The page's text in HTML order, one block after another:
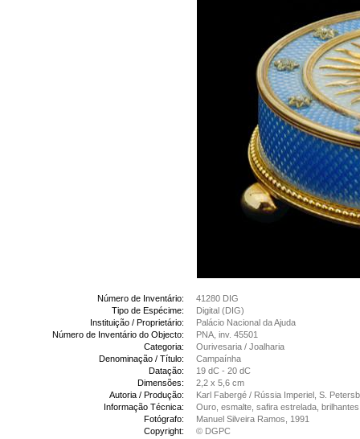
Número de Inventário:
41280 DIG
Tipo de Espécime:
Digital (DIG)
Instituição / Proprietário:
Palácio Nacional da Ajuda
Número de Inventário do Objecto:
PNA, inv. 45501
Categoria:
Ourivesaria / Joalharia
Denominação / Título:
Campaínha
Datação:
19 dC - 20 dC
Dimensões:
2,2 x 5,6 cm
Autoria / Produção:
Karl Fabergé / Rússia Imperiel, S.
Informação Técnica:
Ouro, esmalte, safira estrelada,
Fotógrafo:
Manuel Silveira Ramos, 1991
Copyright:
© DGPC